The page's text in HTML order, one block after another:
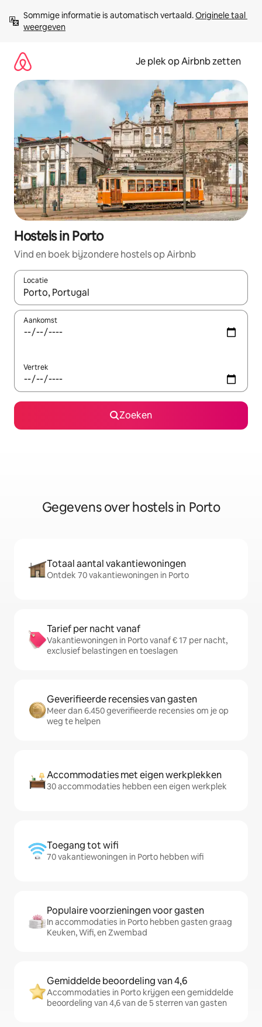
direct
naar
Sommige informatie is automatisch vertaald. Originele taal
weergeven
Je plek op Airbnb zetten
Hostels in Porto
Vind en boek bijzondere hostels op Airbnb
Locatie
Wanneer er resultaten beschikbaar zijn, maak je een keuze
Aankomst
Vertrek
Zoeken
Gegevens over hostels in Porto
Totaal aantal vakantiewoningen
Ontdek 70 vakantiewoningen in Porto
Tarief per nacht vanaf
Vakantiewoningen in Porto vanaf € 17 per nacht,
exclusief belastingen en toeslagen
Geverifieerde recensies van gasten
Meer dan 6.450 geverifieerde recensies om je op
weg te helpen
Accommodaties met eigen werkplekken
30 accommodaties hebben een eigen werkplek
Toegang tot wifi
70 vakantiewoningen in Porto hebben wifi
Populaire voorzieningen voor gasten
In accommodaties in Porto hebben gasten graag
Keuken, Wifi, en Zwembad
Gemiddelde beoordeling van 4,6
Accommodaties in Porto krijgen een gemiddelde
beoordeling van 4,6 van de 5 sterren van gasten